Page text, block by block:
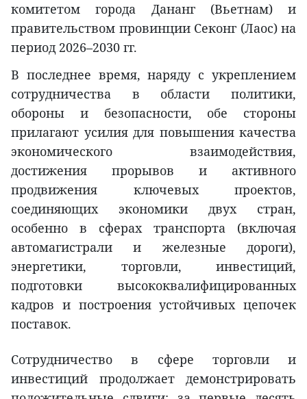
комитетом города Дананг (Вьетнам) и
правительством провинции Секонг (Лаос) на
период 2026–2030 гг.
В последнее время, наряду с укреплением
сотрудничества в области политики,
обороны и безопасности, обе стороны
прилагают усилия для повышения качества
экономического взаимодействия,
достижения прорывов и активного
продвижения ключевых проектов,
соединяющих экономики двух стран,
особенно в сферах транспорта (включая
автомагистрали и железные дороги),
энергетики, торговли, инвестиций,
подготовки высококвалифицированных
кадров и построения устойчивых цепочек
поставок.
Сотрудничество в сфере торговли и
инвестиций продолжает демонстрировать